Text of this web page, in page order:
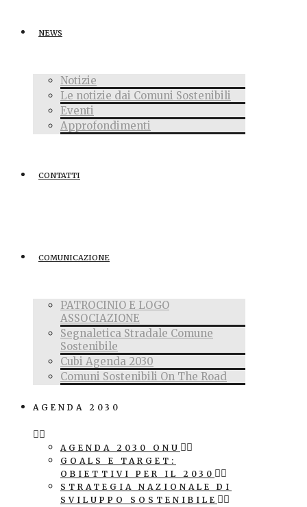
NEWS
Notizie
Le notizie dai Comuni Sostenibili
Eventi
Approfondimenti
CONTATTI
COMUNICAZIONE
PATROCINIO E LOGO
ASSOCIAZIONE
Segnaletica Stradale Comune
Sostenibile
Cubi Agenda 2030
Comuni Sostenibili On The Road
AGENDA 2030
AGENDA 2030 ONU
GOALS E TARGET:
OBIETTIVI PER IL 2030
STRATEGIA NAZIONALE DI
SVILUPPO SOSTENIBILE